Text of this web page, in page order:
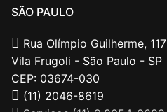
SÃO PAULO
Rua Olímpio Guilherme, 117
Vila Frugoli - São Paulo - SP
CEP: 03674-030
(11) 2046-8619